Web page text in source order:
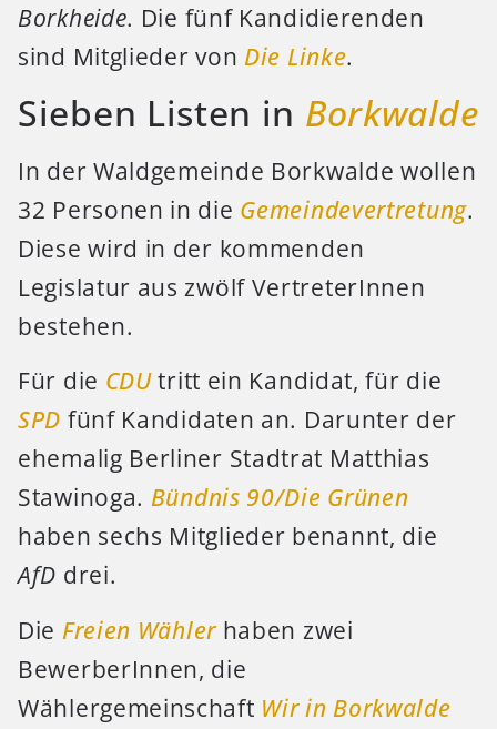
Borkheide. Die fünf Kandidierenden
sind Mitglieder von Die Linke.
Sieben Listen in Borkwalde
In der Waldgemeinde Borkwalde wollen
32 Personen in die Gemeindevertretung.
Diese wird in der kommenden
Legislatur aus zwölf VertreterInnen
bestehen.
Für die CDUtritt ein Kandidat, für die
SPD fünf Kandidaten an. Darunter der
ehemalig Berliner Stadtrat Matthias
Stawinoga. Bündnis 90/Die Grünen
haben sechs Mitglieder benannt, die
AfD drei.
Die Freien Wählerhaben zwei
BewerberInnen, die
Wählergemeinschaft Wir in Borkwalde